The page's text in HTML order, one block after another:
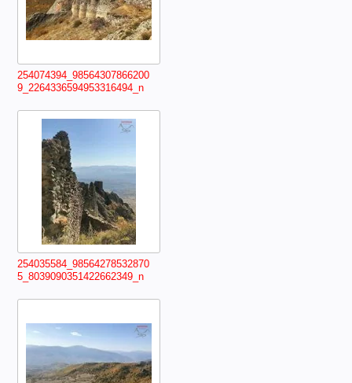
254074394_98564307866200
9_2264336594953316494_n
254035584_98564278532870
5_8039090351422662349_n